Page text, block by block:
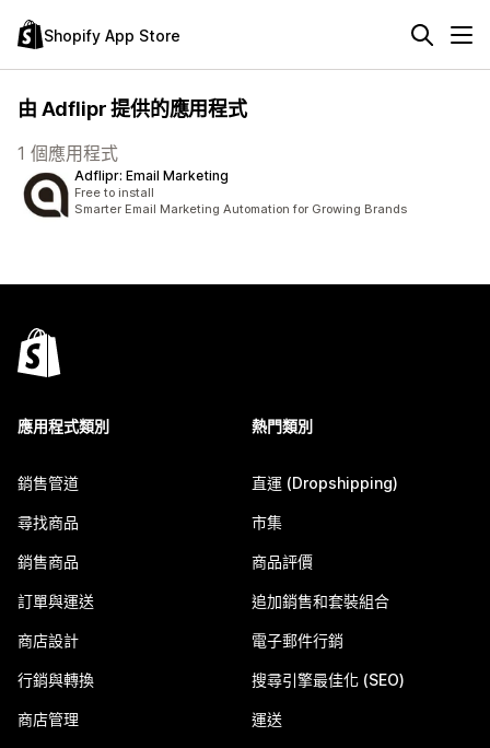
Shopify App Store
由 Adflipr 提供的應用程式
1 個應用程式
Adflipr: Email Marketing
Free to install
Smarter Email Marketing Automation for Growing Brands
應用程式類別
銷售管道
尋找商品
銷售商品
訂單與運送
商店設計
行銷與轉換
商店管理
熱門類別
直運 (Dropshipping)
市集
商品評價
追加銷售和套裝組合
電子郵件行銷
搜尋引擎最佳化 (SEO)
運送